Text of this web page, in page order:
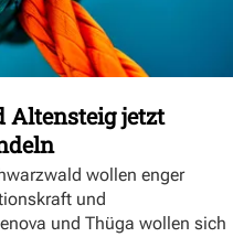
Altensteig jetzt
wollen enger
und
und Thüga wollen sich